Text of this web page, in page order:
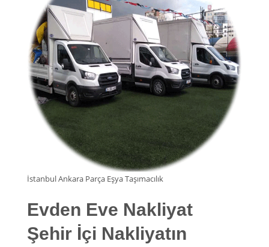
İstanbul Ankara Parça Eşya Taşımacılık
Evden Eve Nakliyat
Şehir İçi Nakliyatın